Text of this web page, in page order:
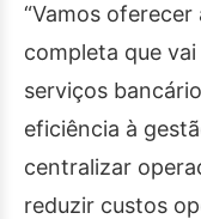
“Vamos oferecer
completa que
serviços
eficiência à
centralizar
reduzir custos